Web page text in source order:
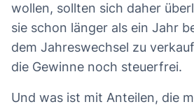
wollen, sollten sich daher
sie schon länger als ein Jahr
dem Jahreswechsel zu
die Gewinne noch steuerfrei.
Und was ist mit Anteilen, die